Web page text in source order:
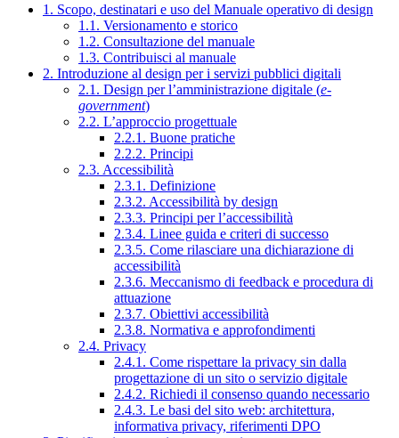
1. Scopo, destinatari e uso del Manuale operativo di design
1.1. Versionamento e storico
1.2. Consultazione del manuale
1.3. Contribuisci al manuale
2. Introduzione al design per i servizi pubblici digitali
2.1. Design per l’amministrazione digitale (e-
government)
2.2. L’approccio progettuale
2.2.1. Buone pratiche
2.2.2. Principi
2.3. Accessibilità
2.3.1. Definizione
2.3.2. Accessibilità by design
2.3.3. Principi per l’accessibilità
2.3.4. Linee guida e criteri di successo
2.3.5. Come rilasciare una dichiarazione di
accessibilità
2.3.6. Meccanismo di feedback e procedura di
attuazione
2.3.7. Obiettivi accessibilità
2.3.8. Normativa e approfondimenti
2.4. Privacy
2.4.1. Come rispettare la privacy sin dalla
progettazione di un sito o servizio digitale
2.4.2. Richiedi il consenso quando necessario
2.4.3. Le basi del sito web: architettura,
informativa privacy, riferimenti DPO